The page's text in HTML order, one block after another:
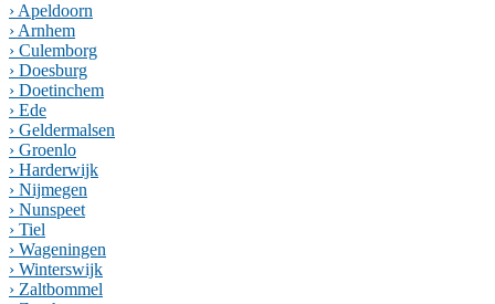
› Apeldoorn
› Arnhem
› Culemborg
› Doesburg
› Doetinchem
› Ede
› Geldermalsen
› Groenlo
› Harderwijk
› Nijmegen
› Nunspeet
› Tiel
› Wageningen
› Winterswijk
› Zaltbommel